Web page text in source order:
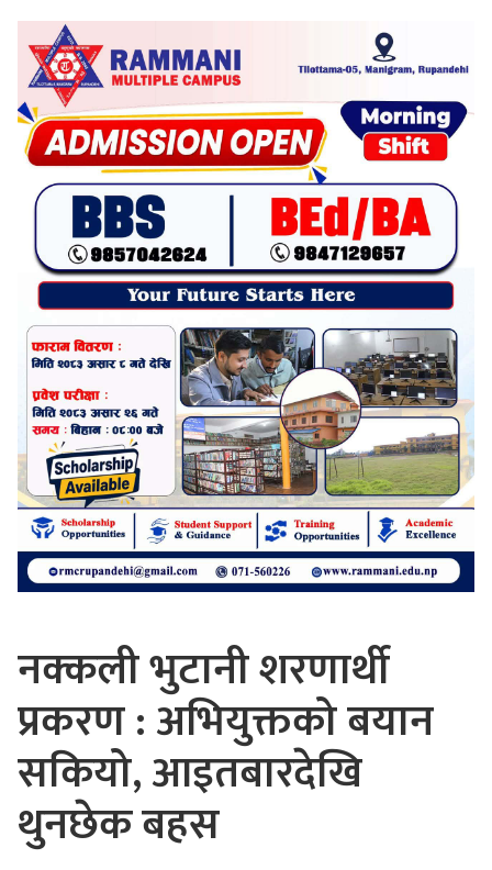
नक्कली भुटानी शरणार्थी
प्रकरण : अभियुक्तको बयान
सकियो, आइतबारदेखि
थुनछेक बहस